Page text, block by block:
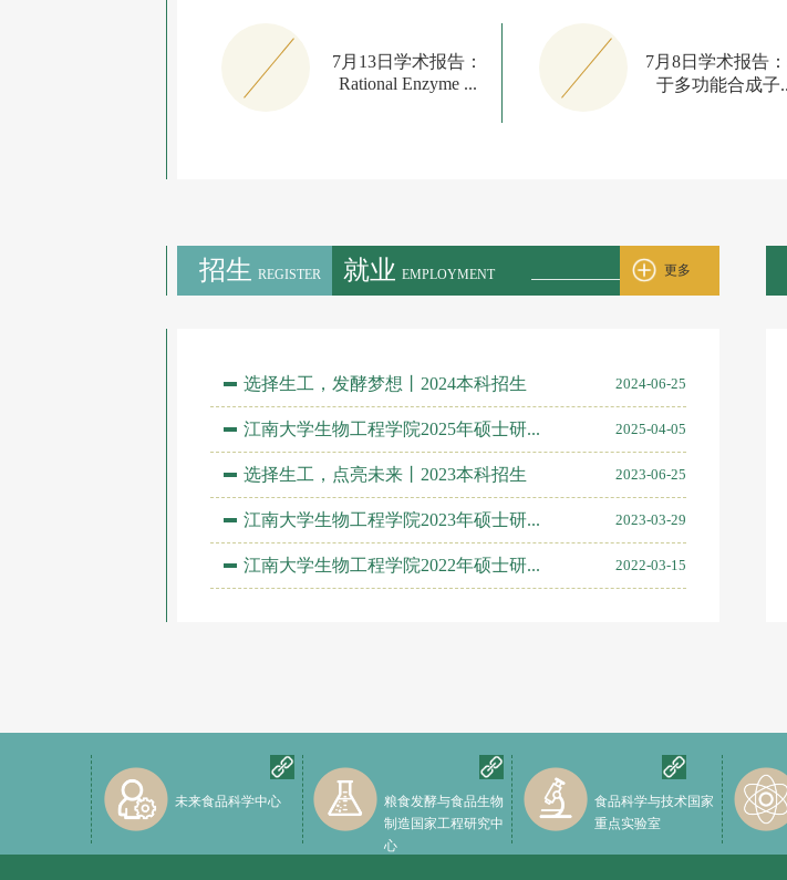
7月13日学术报告：
Rational Enzyme ...
7月8日学术报告
于多功能合成子
招生 REGISTER 就业 EMPLOYMENT 更多
选择生工，发酵梦想丨2024本科招生 2024-06-25
江南大学生物工程学院2025年硕士研... 2025-04-05
选择生工，点亮未来丨2023本科招生 2023-06-25
江南大学生物工程学院2023年硕士研... 2023-03-29
江南大学生物工程学院2022年硕士研... 2022-03-15
未来食品科学中心
粮食发酵与食品生物
制造国家工程研究中
心
食品科学与技术国家
重点实验室